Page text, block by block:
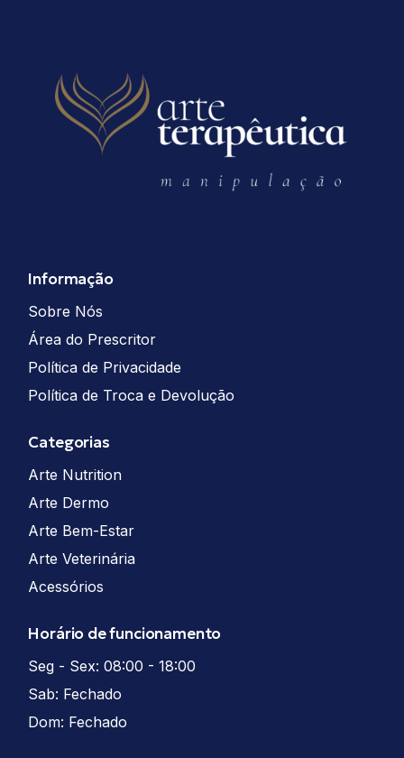
Informação
Sobre Nós
Área do Prescritor
Política de Privacidade
Política de Troca e Devolução
Categorias
Arte Nutrition
Arte Dermo
Arte Bem-Estar
Arte Veterinária
Acessórios
Horário de funcionamento
Seg - Sex: 08:00 - 18:00
Sab: Fechado
Dom: Fechado